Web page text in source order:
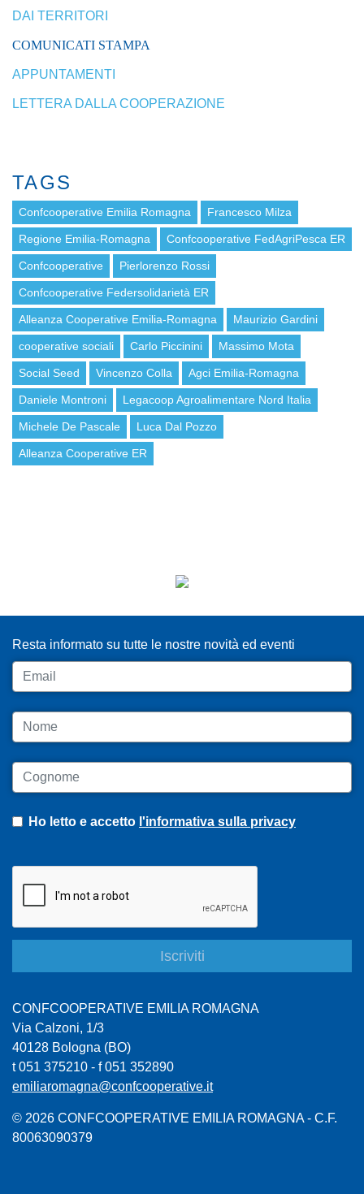
DAI TERRITORI
COMUNICATI STAMPA
APPUNTAMENTI
LETTERA DALLA COOPERAZIONE
TAGS
Confcooperative Emilia Romagna Francesco Milza
Regione Emilia-Romagna Confcooperative FedAgriPesca ER
Confcooperative Pierlorenzo Rossi
Confcooperative Federsolidarietà ER
Alleanza Cooperative Emilia-Romagna Maurizio Gardini
cooperative sociali Carlo Piccinini Massimo Mota
Social Seed Vincenzo Colla Agci Emilia-Romagna
Daniele Montroni Legacoop Agroalimentare Nord Italia
Michele De Pascale Luca Dal Pozzo
Alleanza Cooperative ER
Resta informato su tutte le nostre novità ed eventi
Email
Nome
Cognome
Ho letto e accetto l'informativa sulla privacy
CONFCOOPERATIVE EMILIA ROMAGNA
Via Calzoni, 1/3
40128 Bologna (BO)
t 051 375210 - f 051 352890
emiliaromagna@confcooperative.it
© 2026 CONFCOOPERATIVE EMILIA ROMAGNA - C.F.
80063090379